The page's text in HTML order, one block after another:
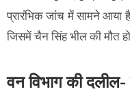
प्रारंभिक जांच में सामने आया
जिसमें चैन सिंह भील की मौत
वन विभाग की